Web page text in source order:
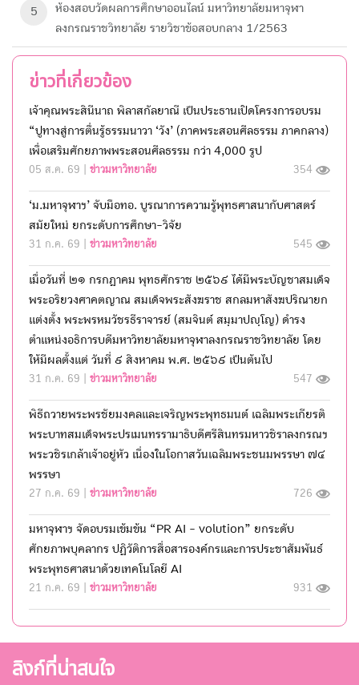
5
ห้องสอบวัดผลการศึกษา​ออนไลน์ มหาวิทยาลัย​มหา​จุฬา
ลงกรณ​ราช​วิทยาลัย​ รายวิชาข้อสอบกลาง 1/2563
ข่าวที่เกี่ยวข้อง
เจ้าคุณพระสินีนาถ พิลาสกัลยาณี เป็นประธานเปิดโครงการอบรม
“ปูทางสู่การตื่นรู้ธรรมนาวา ‘วัง’ (ภาคพระสอนศีลธรรม ภาคกลาง)
เพื่อเสริมศักยภาพพระสอนศีลธรรม กว่า 4,000 รูป
05 ส.ค. 69 | ข่าวมหาวิทยาลัย 354
‘ม.มหาจุฬาฯ’ จับมือทอ. บูรณาการความรู้พุทธศาสนากับศาสตร์
สมัยใหม่ ยกระดับการศึกษา-วิจัย
31 ก.ค. 69 | ข่าวมหาวิทยาลัย 545
เมื่อวันที่ ๒๑ กรกฎาคม พุทธศักราช ๒๕๖๙ ได้มีพระบัญชาสมเด็จ
พระอริยวงศาคตญาณ สมเด็จพระสังฆราช สกลมหาสังฆปริณายก
แต่งตั้ง พระพรหมวัชรธีราจารย์ (สมจินต์ สมฺมาปญฺโญ) ดำรง
ตำแหน่งอธิการบดีมหาวิทยาลัยมหาจุฬาลงกรณราชวิทยาลัย โดย
ให้มีผลตั้งแต่ วันที่ ๙ สิงหาคม พ.ศ. ๒๕๖๙ เป็นต้นไป
31 ก.ค. 69 | ข่าวมหาวิทยาลัย 547
พิธีถวายพระพรชัยมงคลและเจริญพระพุทธมนต์ เฉลิมพระเกียรติ
พระบาทสมเด็จพระปรเมนทรรามาธิบดีศรีสินทรมหาวชิราลงกรณฯ
พระวชิรเกล้าเจ้าอยู่หัว เนื่องในโอกาสวันเฉลิมพระชนมพรรษา ๗๔
พรรษา
27 ก.ค. 69 | ข่าวมหาวิทยาลัย 726
มหาจุฬาฯ จัดอบรมเข้มข้น “PR AI - volution” ยกระดับ
ศักยภาพบุคลากร ปฏิวัติการสื่อสารองค์กรและการประชาสัมพันธ์
พระพุทธศาสนาด้วยเทคโนโลยี AI
21 ก.ค. 69 | ข่าวมหาวิทยาลัย 931
ลิงก์ที่น่าสนใจ